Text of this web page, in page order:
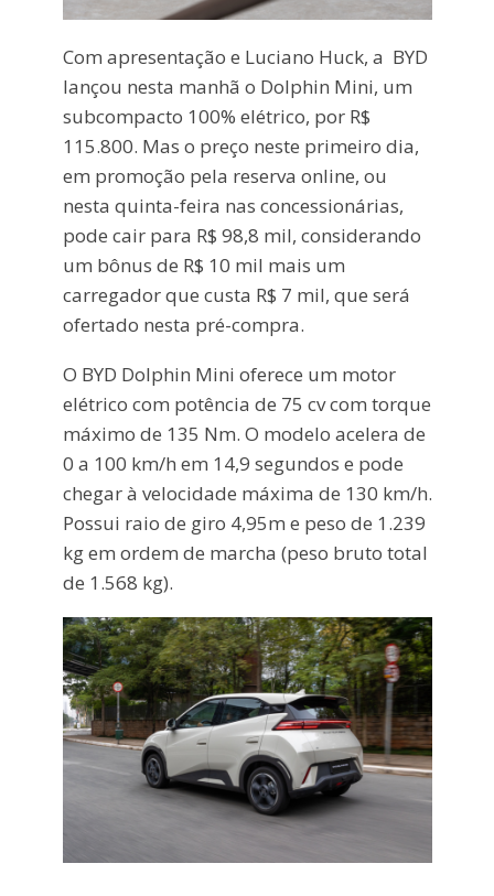
Com apresentação e Luciano Huck, a BYD
lançou nesta manhã o Dolphin Mini, um
subcompacto 100% elétrico, por R$
115.800. Mas o preço neste primeiro dia,
em promoção pela reserva online, ou
nesta quinta-feira nas concessionárias,
pode cair para R$ 98,8 mil, considerando
um bônus de R$ 10 mil mais um
carregador que custa R$ 7 mil, que será
ofertado nesta pré-compra.
O BYD Dolphin Mini oferece um motor
elétrico com potência de 75 cv com torque
máximo de 135 Nm. O modelo acelera de
0 a 100 km/h em 14,9 segundos e pode
chegar à velocidade máxima de 130 km/h.
Possui raio de giro 4,95m e peso de 1.239
kg em ordem de marcha (peso bruto total
de 1.568 kg).